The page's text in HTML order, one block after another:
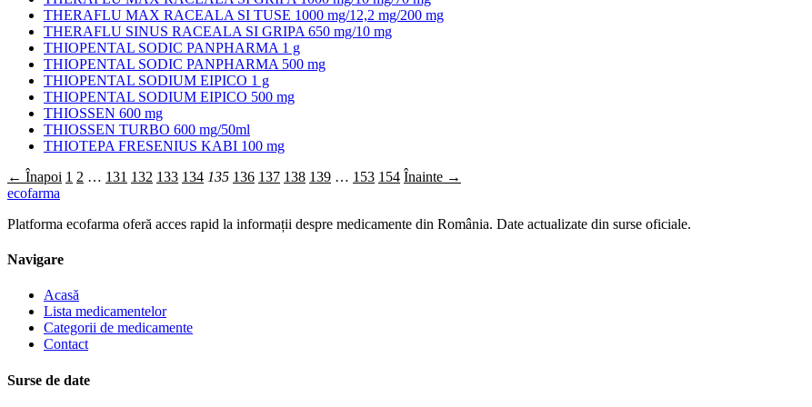
THERAFLU MAX RACEALA SI TUSE 1000 mg/12,2 mg/200 mg
THERAFLU SINUS RACEALA SI GRIPA 650 mg/10 mg
THIOPENTAL SODIC PANPHARMA 1 g
THIOPENTAL SODIC PANPHARMA 500 mg
THIOPENTAL SODIUM EIPICO 1 g
THIOPENTAL SODIUM EIPICO 500 mg
THIOSSEN 600 mg
THIOSSEN TURBO 600 mg/50ml
THIOTEPA FRESENIUS KABI 100 mg
← Înapoi 1 2 … 131 132 133 134 135 136 137 138 139 … 153 154 Înainte →
ecofarma
Platforma ecofarma oferă acces rapid la informații despre medicamente din România. Date actualizate din surse oficiale.
Navigare
Acasă
Lista medicamentelor
Categorii de medicamente
Contact
Surse de date